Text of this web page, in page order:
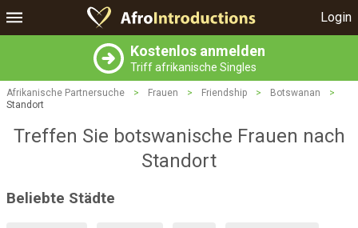
Login
Kostenlos anmelden
Triff afrikanische Singles
Afrikanische Partnersuche > Frauen > Friendship > Botswanan
>
Standort
Treffen Sie botswanische Frauen nach
Standort
Beliebte Städte